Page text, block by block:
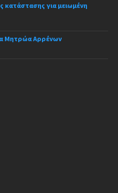
κατάστασης για μειωμένη
Μητρώα Αρρένων